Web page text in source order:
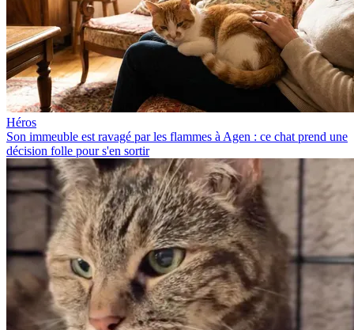
Héros
Son immeuble est ravagé par les flammes à Agen : ce chat prend une
décision folle pour s'en sortir